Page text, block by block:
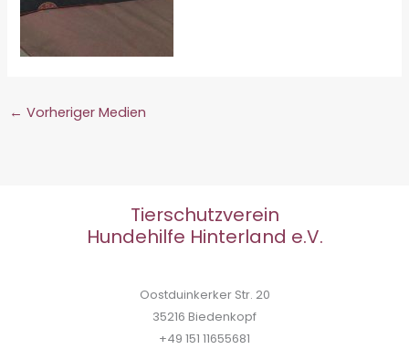
← Vorheriger Medien
Tierschutzverein
Hundehilfe Hinterland e.V.
Oostduinkerker Str. 20
35216 Biedenkopf
+49 151 11655681